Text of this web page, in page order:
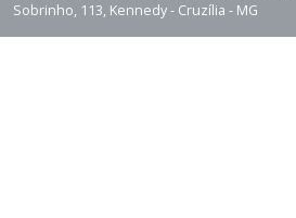
Sobrinho, 113, Kennedy - Cruzília - MG